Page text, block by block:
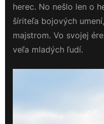
herec. No nešlo len o
šíriteľa bojových
majstrom. Vo svojej
veľa mladých ľudí.